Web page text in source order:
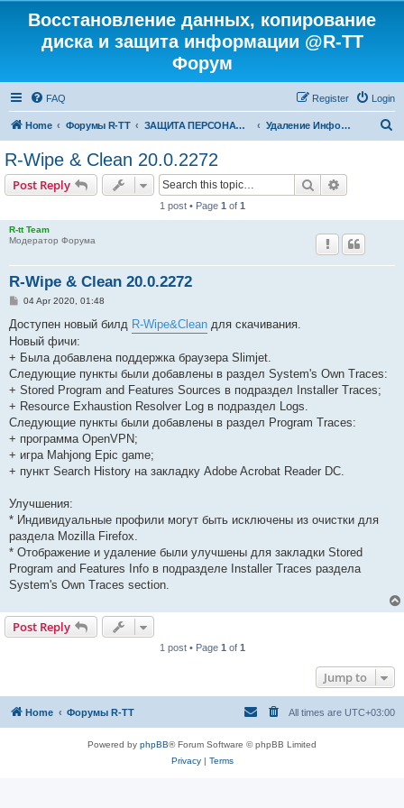
Восстановление данных, копирование
диска и защита информации @R-TT
Форум
FAQ Login
Register
Home Форумы R-TT ЗАЩИТА ПЕРСОНАЛЬНЫХ ДАННЫХ И БЕЗОПАСНОСТЬ Удаление Информации с Диска
R-Wipe & Clean 20.0.2272
Post Reply Search
1 post • Page 1 of 1
R-tt Team
Модератор Форума
R-Wipe & Clean 20.0.2272
P
s
04 Apr 2020, 01:48
Доступен новый билд R-Wipe&Clean для скачивания.
Новый фичи:
+ Была добавлена поддержка браузера Slimjet.
Следующие пункты были добавлены в раздел System's Own Traces:
+ Stored Program and Features Sources в подраздел Installer Traces;
+ Resource Exhaustion Resolver Log в подраздел Logs.
Следующие пункты были добавлены в раздел Program Traces:
+ программа OpenVPN;
+ игра Mahjong Epic game;
+ пункт Search History на закладку Adobe Acrobat Reader DC.
Улучшения:
* Индивидуальные профили могут быть исключены из очистки для
раздела Mozilla Firefox.
* Отображение и удаление были улучшены для закладки Stored
Program and Features Info в подразделе Installer Traces раздела
System's Own Traces section.
Post Reply
1 post • Page 1 of 1
Jump to
Home Форумы R-TT All times are UTC+03:00
Powered by phpBB® Forum Software © phpBB Limited
Privacy| Terms